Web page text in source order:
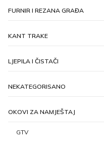
FURNIR I REZANA GRAĐA
KANT TRAKE
LJEPILA I ČISTAČI
NEKATEGORISANO
OKOVI ZA NAMJEŠTAJ
GTV